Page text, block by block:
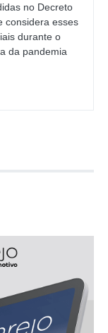
no Decreto
considera esses
durante o
da pandemia